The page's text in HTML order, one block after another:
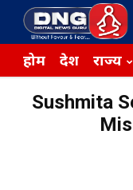
होम देश राज्य
Sushmita